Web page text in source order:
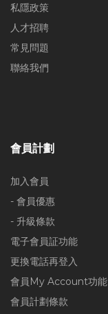
私隱政策
人才招聘
常見問題
聯絡我們
會員計劃
加入會員
- 會員優惠
- 升級條款
電子會員証功能
更換電話再登入
會員My Account功能
會員計劃條款